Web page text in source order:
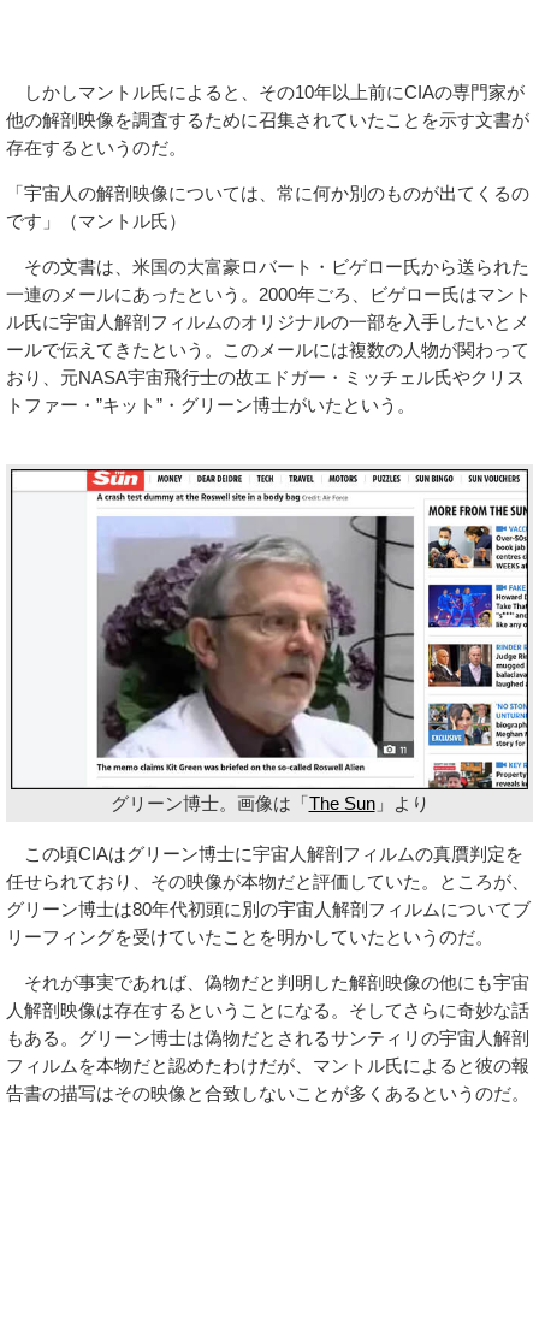
しかしマントル氏によると、その10年以上前にCIAの専門家が
他の解剖映像を調査するために召集されていたことを示す文書が
存在するというのだ。
「宇宙人の解剖映像については、常に何か別のものが出てくるの
です」（マントル氏）
その文書は、米国の大富豪ロバート・ビゲロー氏から送られた
一連のメールにあったという。2000年ごろ、ビゲロー氏はマント
ル氏に宇宙人解剖フィルムのオリジナルの一部を入手したいとメ
ールで伝えてきたという。このメールには複数の人物が関わって
おり、元NASA宇宙飛行士の故エドガー・ミッチェル氏やクリス
トファー・”キット”・グリーン博士がいたという。
グリーン博士。画像は「The Sun」より
この頃CIAはグリーン博士に宇宙人解剖フィルムの真贋判定を
任せられており、その映像が本物だと評価していた。ところが、
グリーン博士は80年代初頭に別の宇宙人解剖フィルムについてブ
リーフィングを受けていたことを明かしていたというのだ。
それが事実であれば、偽物だと判明した解剖映像の他にも宇宙
人解剖映像は存在するということになる。そしてさらに奇妙な話
もある。グリーン博士は偽物だとされるサンティリの宇宙人解剖
フィルムを本物だと認めたわけだが、マントル氏によると彼の報
告書の描写はその映像と合致しないことが多くあるというのだ。